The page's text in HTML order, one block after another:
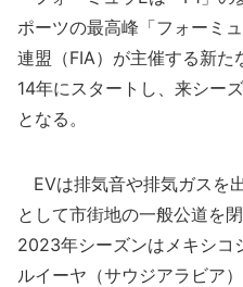
ポーツの最高峰「フォーミ
連盟（FIA）が主催する新
14年にスタートし、来シー
となる。
EVは排気音や排気ガスを
として市街地の一般公道を
2023年シーズンはメキシコ
ルイーヤ（サウジアラビア